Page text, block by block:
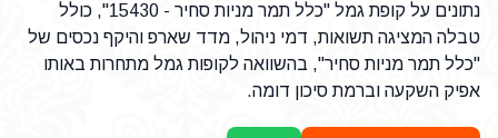
נתונים על קופת גמל "כלל תמר מניות סחיר - 15430", כולל
טבלה המציגה תשואות, דמי ניהול, מדד שארפ והיקף נכסים של
"כלל תמר מניות סחיר", בהשוואה לקופות גמל מתחרות באותו
אפיק השקעה וברמת סיכון דומה.